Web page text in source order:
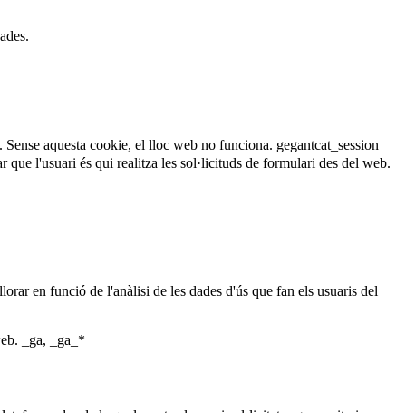
aquesta cookie, el lloc web no funciona. gegantcat_session
l'usuari és qui realitza les sol·licituds de formulari des del web.
en funció de l'anàlisi de les dades d'ús que fan els usuaris del
_ga, _ga_*